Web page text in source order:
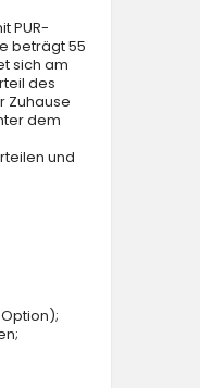
PUR-
beträgt 55
sich am
des
Zuhause
dem
und